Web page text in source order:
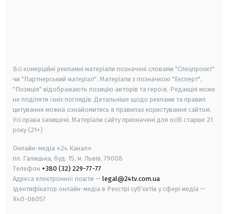
Всі комерційні рекламні матеріали позначені словами "Спецпроєкт"
чи "Партнерський матеріал". Матеріали з позначкою "Експерт",
"Позиція" відображають позицію авторів та героїв. Редакція може
не поділяти їхніх поглядів. Детальніше щодо реклами та правил
цитування можна ознайомитись в правилах користування сайтом.
Усі права захищені. Матеріали сайту призначені для осіб старше 21
року (21+)
Онлайн-медіа «24 Канал»
пл. Галицька, буд. 15, м. Львів, 79008
Телефон +380 (32) 229-77-77
Адреса електронної пошти — legal@24tv.com.ua
Ідентифікатор онлайн-медіа в Реєстрі суб'єктів у сфері медіа —
R40-06057